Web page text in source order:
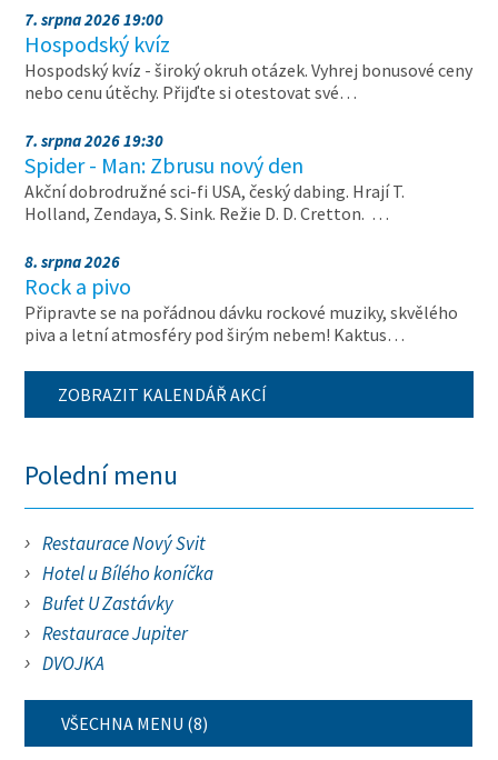
7. srpna 2026 19:00
Hospodský kvíz
Hospodský kvíz - široký okruh otázek. Vyhrej bonusové ceny
nebo cenu útěchy. Přijďte si otestovat své…
7. srpna 2026 19:30
Spider - Man: Zbrusu nový den
Akční dobrodružné sci-fi USA, český dabing. Hrají T.
Holland, Zendaya, S. Sink. Režie D. D. Cretton. …
8. srpna 2026
Rock a pivo
Připravte se na pořádnou dávku rockové muziky, skvělého
piva a letní atmosféry pod širým nebem! Kaktus…
ZOBRAZIT KALENDÁŘ AKCÍ
Polední menu
Restaurace Nový Svit
Hotel u Bílého koníčka
Bufet U Zastávky
Restaurace Jupiter
DVOJKA
VŠECHNA MENU (8)